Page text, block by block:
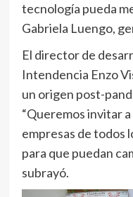
tecnología pueda
Gabriela Luengo,
El director de
Intendencia Enzo
un origen post-
“Queremos invitar
empresas de todos
para que puedan
subrayó.